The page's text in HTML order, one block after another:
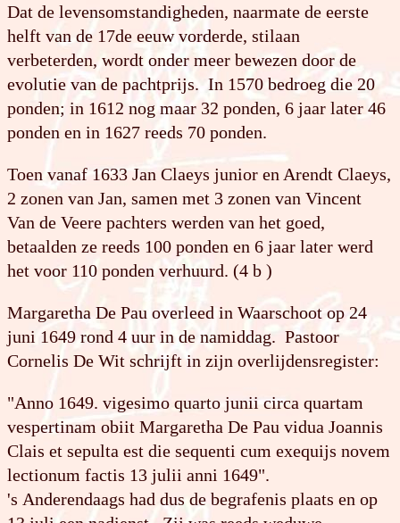
Dat de levensomstandigheden, naarmate de eerste
helft van de 17de eeuw vorderde, stilaan
verbeterden, wordt onder meer bewezen door de
evolutie van de pachtprijs. In 1570 bedroeg die 20
ponden; in 1612 nog maar 32 ponden, 6 jaar later 46
ponden en in 1627 reeds 70 ponden.
Toen vanaf 1633 Jan Claeys junior en Arendt Claeys,
2 zonen van Jan, samen met 3 zonen van Vincent
Van de Veere pachters werden van het goed,
betaalden ze reeds 100 ponden en 6 jaar later werd
het voor 110 ponden verhuurd. (4 b )
Margaretha De Pau overleed in Waarschoot op 24
juni 1649 rond 4 uur in de namiddag. Pastoor
Cornelis De Wit schrijft in zijn overlijdensregister:
"Anno 1649. vigesimo quarto junii circa quartam
vespertinam obiit Margaretha De Pau vidua Joannis
Clais et sepulta est die sequenti cum exequijs novem
lectionum factis 13 julii anni 1649".
's Anderendaags had dus de begrafenis plaats en op